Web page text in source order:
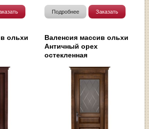
Подробнее Заказать
ольхи
Валенсия массив ольхи
Античный орех
остекленная